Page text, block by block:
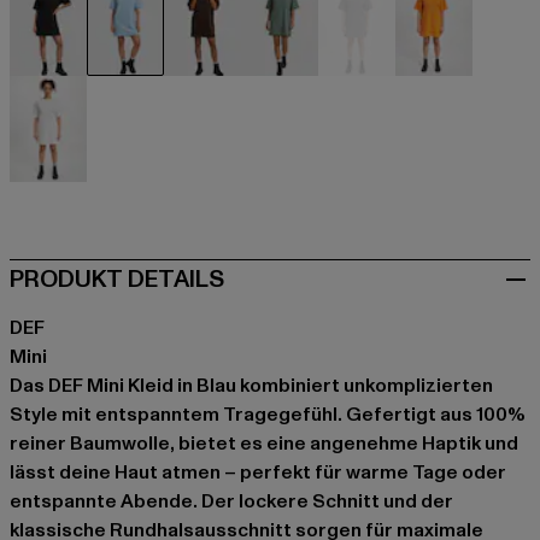
schwarz
PRODUKT DETAILS
DEF
Mini
Das DEF Mini Kleid in Blau kombiniert unkomplizierten
Style mit entspanntem Tragegefühl. Gefertigt aus 100%
reiner Baumwolle, bietet es eine angenehme Haptik und
lässt deine Haut atmen – perfekt für warme Tage oder
entspannte Abende. Der lockere Schnitt und der
klassische Rundhalsausschnitt sorgen für maximale